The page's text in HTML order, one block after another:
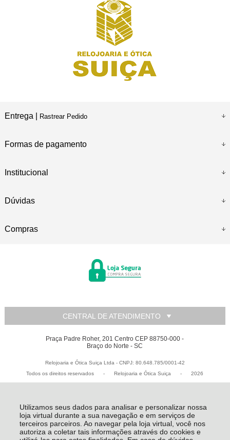
Utilizamos seus dados para analisar e personalizar nossa
loja virtual durante a sua navegação e em serviços de
terceiros parceiros. Ao navegar pela loja virtual, você nos
autoriza a coletar tais informações através do cookies e
Entrega | Rastrear Pedido
Formas de pagamento
Institucional
Dúvidas
Compras
CENTRAL DE ATENDIMENTO
Praça Padre Roher, 201 Centro CEP 88750-000 -
Braço do Norte - SC
Relojoaria e Ótica Suiça Ltda - CNPJ: 80.648.785/0001-42
Todos os direitos reservados
- Relojoaria e Ótica Suiça - 2026